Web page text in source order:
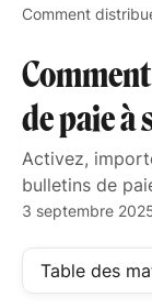
Comment
de paie à
Activez,
bulletins de
3 septembre
Table des